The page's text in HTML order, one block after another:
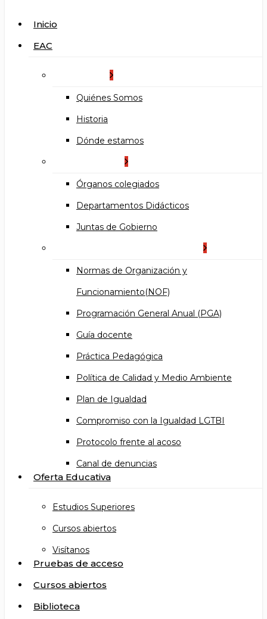
search
Menu
Inicio
EAC
Quiénes Somos
Historia
Dónde estamos
Órganos colegiados
Departamentos Didácticos
Juntas de Gobierno
Normas de Organización y
Funcionamiento(NOF)
Programación General Anual (PGA)
Guía docente
Práctica Pedagógica
Política de Calidad y Medio Ambiente
Plan de Igualdad
Compromiso con la Igualdad LGTBI
Protocolo frente al acoso
Canal de denuncias
Oferta Educativa
Estudios Superiores
Cursos abiertos
Visítanos
Pruebas de acceso
Cursos abiertos
Biblioteca